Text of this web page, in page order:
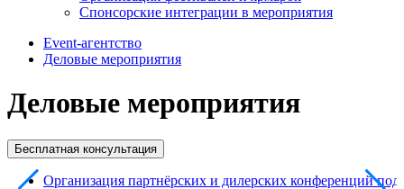
Спонсорские интеграции в мероприятия
Event-агентство
Деловые мероприятия
Деловые мероприятия
Бесплатная консультация
Организация партнёрских и дилерских конференций под